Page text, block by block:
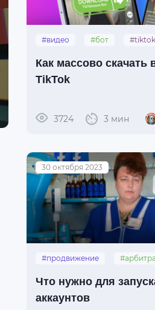
#видео #бот
#tiktok
Как массово скачать
TikTok
3724 3 мин
30 октября 2023
#продвижение
Что нужно для
аккаунтов